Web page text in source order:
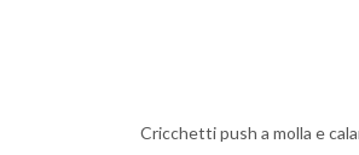
Cricchetti push a molla e